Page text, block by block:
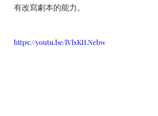
有改寫劇本的能力。
https://youtu.be/lVlxKILNebw